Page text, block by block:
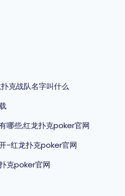
克战队名字叫什么
哪些,红龙扑克poker官网
-红龙扑克poker官网
克poker官网